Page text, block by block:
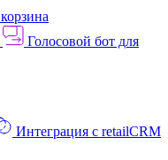
Голосовой бот для
Интеграция с retailCRM